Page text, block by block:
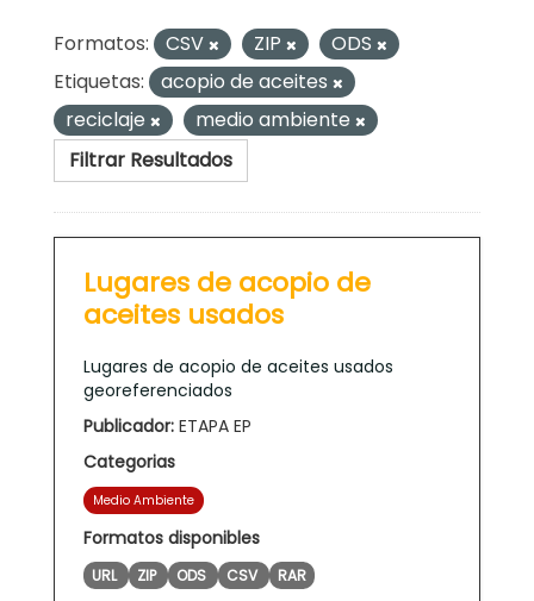
Formatos: CSV ZIP
ODS
Etiquetas:
acopio de aceites
reciclaje
medio ambiente
Filtrar Resultados
Lugares de acopio de
aceites usados
Lugares de acopio de aceites usados
georeferenciados
Publicador: ETAPA EP
Categorias
Medio Ambiente
Formatos disponibles
URL ZIP ODS CSV RAR